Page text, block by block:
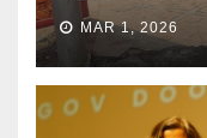
MAR 1, 2026